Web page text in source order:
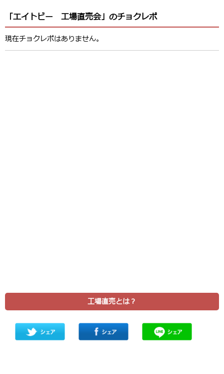
「エイトビー 工場直売会」のチョクレポ
現在チョクレポはありません。
工場直売とは？